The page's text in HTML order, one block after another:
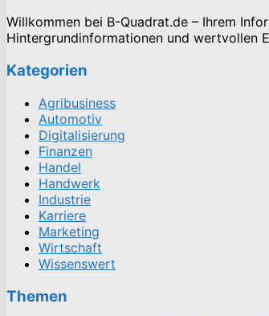
Willkommen bei B-Quadrat.de – Ihrem
Hintergrundinformationen und wertvollen
Kategorien
Agribusiness
Automotiv
Digitalisierung
Finanzen
Handel
Handwerk
Industrie
Karriere
Marketing
Wirtschaft
Wissenswert
Themen